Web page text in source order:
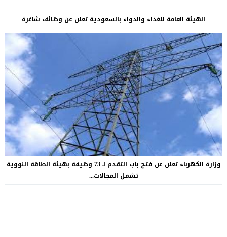
الهيئة العامة للغذاء والدواء بالسعودية تعلن عن وظائف شاغرة
وزارة الكهرباء تعلن عن فتح باب التقدم لـ 73 وظيفة بهيئة الطاقة النووية
تشمل المجالات...